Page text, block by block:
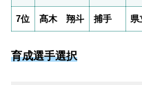
7位 髙木 翔斗 捕手 県
育成選手選択